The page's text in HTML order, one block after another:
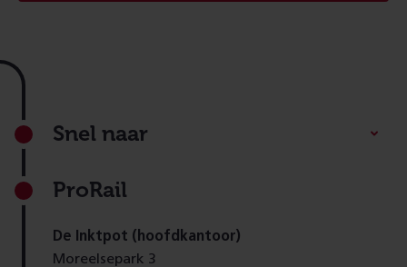
Footer
Snel naar
ProRail
De Inktpot (hoofdkantoor)
Moreelsepark 3